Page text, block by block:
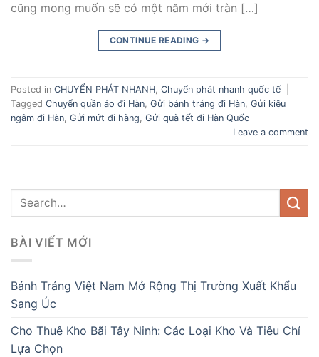
cũng mong muốn sẽ có một năm mới tràn […]
CONTINUE READING →
Posted in CHUYỂN PHÁT NHANH Chuyển phát nhanh quốc tế
Tagged Chuyển quần áo đi Hàn Gửi bánh tráng đi Hàn Gửi kiệu
ngâm đi Hàn Gửi mứt đi hàng Gửi quà tết đi Hàn Quốc
Leave a comment
BÀI VIẾT MỚI
Bánh Tráng Việt Nam Mở Rộng Thị Trường Xuất Khẩu
Sang Úc
Cho Thuê Kho Bãi Tây Ninh: Các Loại Kho Và Tiêu Chí
Lựa Chọn